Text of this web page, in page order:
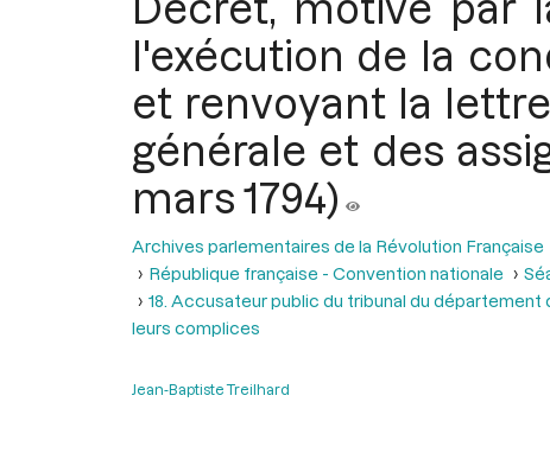
l'exécution de la
et renvoyant la
générale et des
mars 1794)
Archives parlementaires de la Révolution Française
République française - Convention nationale
18. Accusateur public du tribunal du
leurs complices
Jean-Baptiste Treilhard